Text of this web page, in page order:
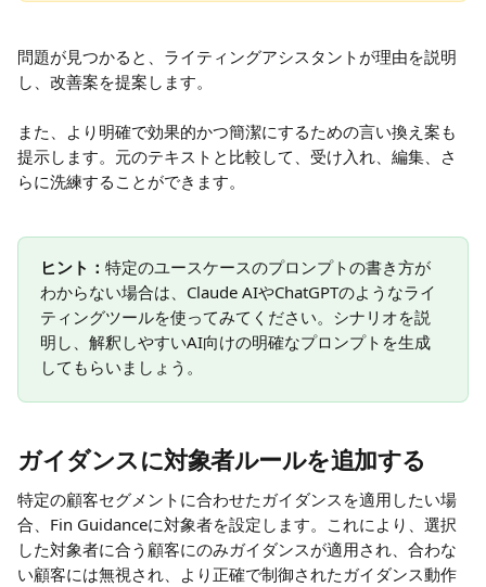
問題が見つかると、ライティングアシスタントが理由を説明
し、改善案を提案します。
また、より明確で効果的かつ簡潔にするための言い換え案も
提示します。元のテキストと比較して、受け入れ、編集、さ
らに洗練することができます。
ヒント： 特定のユースケースのプロンプトの書き方が
わからない場合は、Claude AIやChatGPTのようなライ
ティングツールを使ってみてください。シナリオを説
明し、解釈しやすいAI向けの明確なプロンプトを生成
してもらいましょう。
ガイダンスに対象者ルールを追加する
特定の顧客セグメントに合わせたガイダンスを適用したい場
合、Fin Guidanceに対象者を設定します。これにより、選択
した対象者に合う顧客にのみガイダンスが適用され、合わな
い顧客には無視され、より正確で制御されたガイダンス動作